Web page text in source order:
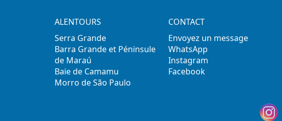
ALENTOURS
Serra Grande
Barra Grande et Péninsule
de Maraú
Baie de Camamu
Morro de São Paulo
CONTACT
Envoyez un message
WhatsApp
Instagram
Facebook